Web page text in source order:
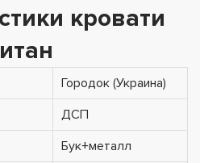
кровати
Городок (Украина)
ДСП
Бук+металл